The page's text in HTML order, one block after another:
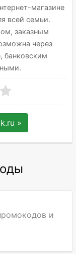
магазине
всей семьи.
заказным
через
банковским
»
и